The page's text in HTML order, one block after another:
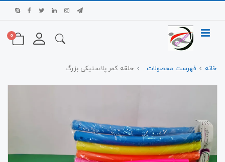
0
خانه فهرست محصولات حلقه کمر پلاستیکی بزرگ